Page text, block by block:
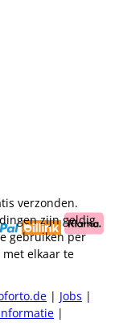
verzonden.
zijn geldig
gebruiken per
elkaar te
| Jobs |
|